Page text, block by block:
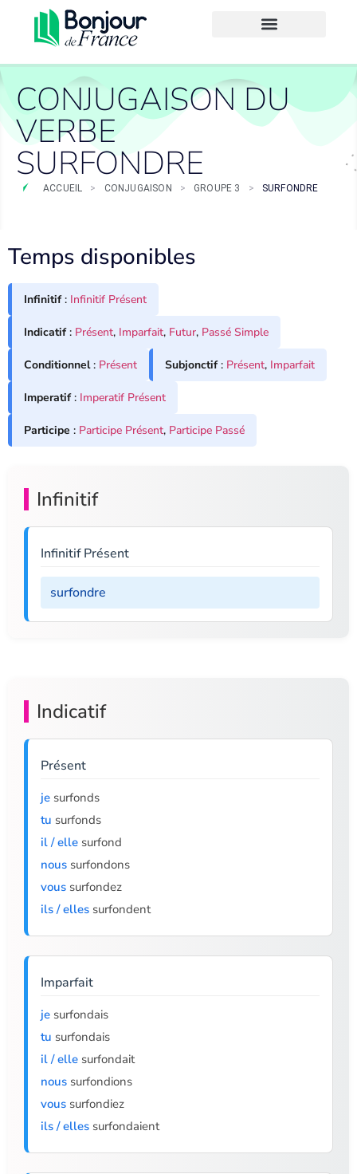
CONJUGAISON DU
VERBE
SURFONDRE
ACCUEIL > CONJUGAISON > GROUPE 3 > SURFONDRE
Temps disponibles
Infinitif: Infinitif Présent
Indicatif: Présent, Imparfait, Futur, Passé Simple
Conditionnel: Présent Subjonctif: Présent, Imparfait
Imperatif: Imperatif Présent
Participe : Participe Présent, Participe Passé
Infinitif
Infinitif Présent
surfondre
Indicatif
Présent
je surfonds
tu surfonds
il / elle surfond
nous surfondons
vous surfondez
ils / elles surfondent
Imparfait
je surfondais
tu surfondais
il / elle surfondait
nous surfondions
vous surfondiez
ils / elles surfondaient